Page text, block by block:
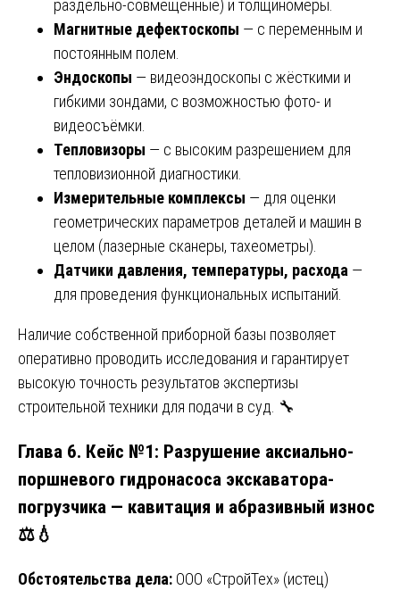
раздельно-совмещённые) и толщиномеры.
Магнитные дефектоскопы — с переменным и
постоянным полем.
Эндоскопы — видеоэндоскопы с жёсткими и
гибкими зондами, с возможностью фото- и
видеосъёмки.
Тепловизоры — с высоким разрешением для
тепловизионной диагностики.
Измерительные комплексы — для оценки
геометрических параметров деталей и машин в
целом (лазерные сканеры, тахеометры).
Датчики давления, температуры, расхода —
для проведения функциональных испытаний.
Наличие собственной приборной базы позволяет
оперативно проводить исследования и гарантирует
высокую точность результатов экспертизы
строительной техники для подачи в суд. 🔧
Глава 6. Кейс №1: Разрушение аксиально-
поршневого гидронасоса экскаватора-
погрузчика — кавитация и абразивный износ
⚖️💧
Обстоятельства дела: ООО «СтройТех» (истец)